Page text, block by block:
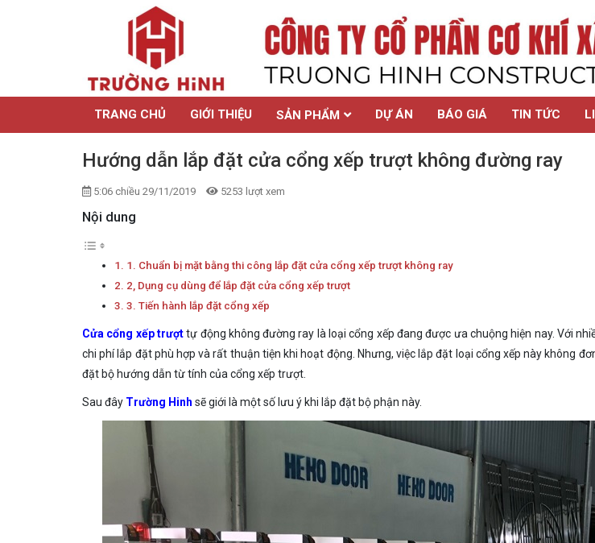
TRANG CHỦ GIỚI THIỆU SẢN PHẨM DỰ ÁN BÁO GIÁ TIN TỨC
Hướng dẫn lắp đặt cửa cổng xếp trượt không đường ray
5:06 chiều 29/11/2019 5253 lượt xem
Nội dung
1. Chuẩn bị mặt bằng thi công lắp đặt cửa cổng xếp trượt không ray
2, Dụng cụ dùng để lắp đặt cửa cổng xếp trượt
3. Tiến hành lắp đặt cổng xếp
Cửa cổng xếp trượttự động không đường ray là loại cổng xếp đang được ưa chuộng hiện nay. Với
chi phí lắp đặt phù hợp và rất thuận tiện khi hoạt động. Nhưng, việc lắp đặt loại cổng xếp này không
đặt bộ hướng dẫn từ tính của cổng xếp trượt.
Sau đây Trường Hinh sẽ giới là một số lưu ý khi lắp đặt bộ phận này.